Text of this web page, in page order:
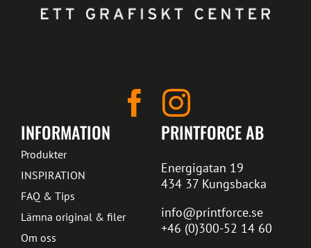
PRINTFORCE AB
Energigatan 19
434 37 Kungsbacka
info@printforce.se
+46 (0)300-52 14 60
INFORMATION
Produkter
INSPIRATION
FAQ & Tips
Lämna original & filer
Om oss